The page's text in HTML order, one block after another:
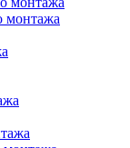
монтажа